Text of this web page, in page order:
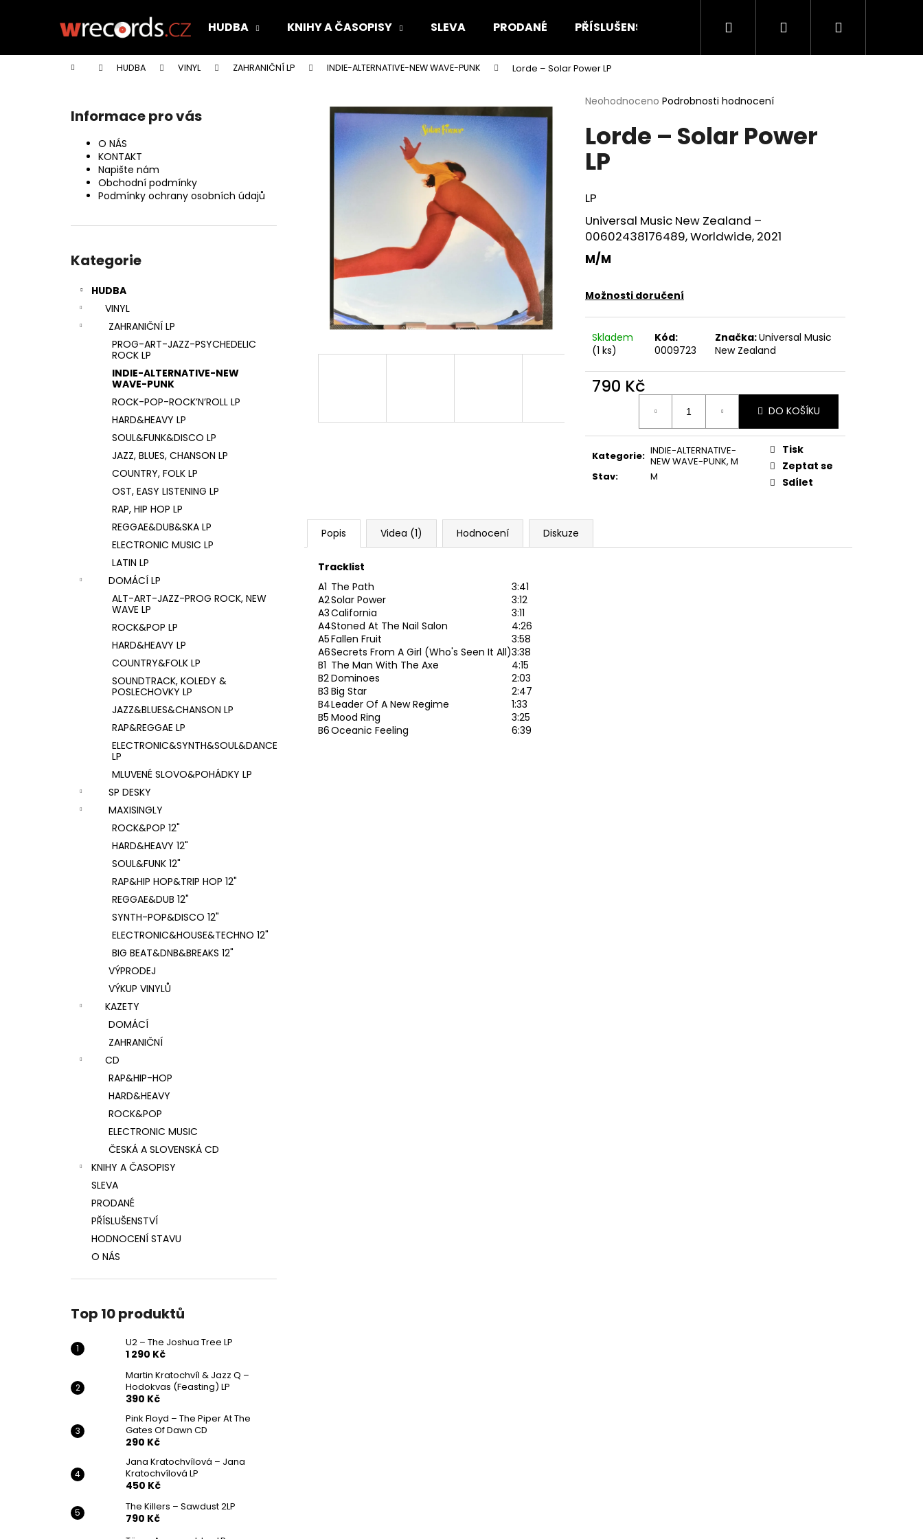
HUDBA KNIHY A ČASOPISY SLEVA PRODANÉ PŘÍSLUŠENSTVÍ HODNOCENÍ STAVU O NÁS
Hledat PřihlášeníNákupní
Domů HUDBA VINYL ZAHRANIČNÍ LP INDIE-ALTERNATIVE-NEW WAVE-PUNK Lorde – Solar Power LP
Informace pro vás
O NÁS
KONTAKT
Napište nám
Obchodní podmínky
Podmínky ochrany osobních údajů
kategorie
Kategorie
HUDBA
VINYL
ZAHRANIČNÍ LP
PROG-ART-JAZZ-PSYCHEDELIC
ROCK LP
INDIE-ALTERNATIVE-NEW
WAVE-PUNK
ROCK-POP-ROCK’N’ROLL LP
HARD&HEAVY LP
SOUL&FUNK&DISCO LP
JAZZ, BLUES, CHANSON LP
COUNTRY, FOLK LP
OST, EASY LISTENING LP
RAP, HIP HOP LP
REGGAE&DUB&SKA LP
ELECTRONIC MUSIC LP
LATIN LP
DOMÁCÍ LP
ALT-ART-JAZZ-PROG ROCK, NEW
WAVE LP
ROCK&POP LP
HARD&HEAVY LP
COUNTRY&FOLK LP
SOUNDTRACK, KOLEDY &
POSLECHOVKY LP
JAZZ&BLUES&CHANSON LP
RAP&REGGAE LP
ELECTRONIC&SYNTH&SOUL&DANCE
LP
MLUVENÉ SLOVO&POHÁDKY LP
SP DESKY
MAXISINGLY
ROCK&POP 12"
HARD&HEAVY 12"
SOUL&FUNK 12"
RAP&HIP HOP&TRIP HOP 12"
REGGAE&DUB 12"
SYNTH-POP&DISCO 12"
ELECTRONIC&HOUSE&TECHNO 12"
BIG BEAT&DNB&BREAKS 12"
VÝPRODEJ
VÝKUP VINYLŮ
KAZETY
DOMÁCÍ
ZAHRANIČNÍ
CD
RAP&HIP-HOP
HARD&HEAVY
ROCK&POP
ELECTRONIC MUSIC
ČESKÁ A SLOVENSKÁ CD
KNIHY A ČASOPISY
SLEVA
PRODANÉ
PŘÍSLUŠENSTVÍ
HODNOCENÍ STAVU
O NÁS
Top 10 produktů
U2 – The Joshua Tree LP
1 290 Kč
Martin Kratochvíl & Jazz Q ‎–
Hodokvas (Feasting) LP
390 Kč
Pink Floyd – The Piper At The
Gates Of Dawn CD
290 Kč
Jana Kratochvílová – Jana
Kratochvílová LP
450 Kč
The Killers – Sawdust 2LP
790 Kč
Průměrné
produktu
je
0,0
hvězdiček.
Neohodnoceno Podrobnosti hodnocení
Lorde – Solar Power
LP
LP
Universal Music New Zealand –
00602438176489, Worldwide, 2021
M/M
Možnosti doručení
Skladem
(1 ks)
Kód:
0009723
Značka:Universal Music
New Zealand
790 Kč
DO KOŠÍKU
Kategorie: INDIE-ALTERNATIVE-
NEW WAVE-PUNK, M
Stav: M
Tisk
Zeptat se
Sdílet
Popis Videa (1) Hodnocení Diskuze
Tracklist
A1 The Path
3:41
A2Solar Power
3:12
A3California
3:11
A4Stoned At The Nail Salon
4:26
A5Fallen Fruit
3:58
A6Secrets From A Girl (Who's Seen It All)3:38
B1 The Man With The Axe
4:15
B2Dominoes
2:03
B3 Big Star
2:47
B4Leader Of A New Regime
1:33
B5 Mood Ring
3:25
B6Oceanic Feeling 6:39
í
Zpět
do
Zpět
do
Co potřebujete najít?
Doporučujeme
U2 – THE JOSHUA TREE LP
1 290 Kč
MARTIN KRATOCHVÍL & JAZZ Q ‎–
HODOKVAS (FEASTING) LP
PINK FLOYD – THE PIPER AT THE GATES
OF DAWN CD